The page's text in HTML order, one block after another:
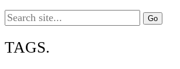
Search
for:
TAGS.